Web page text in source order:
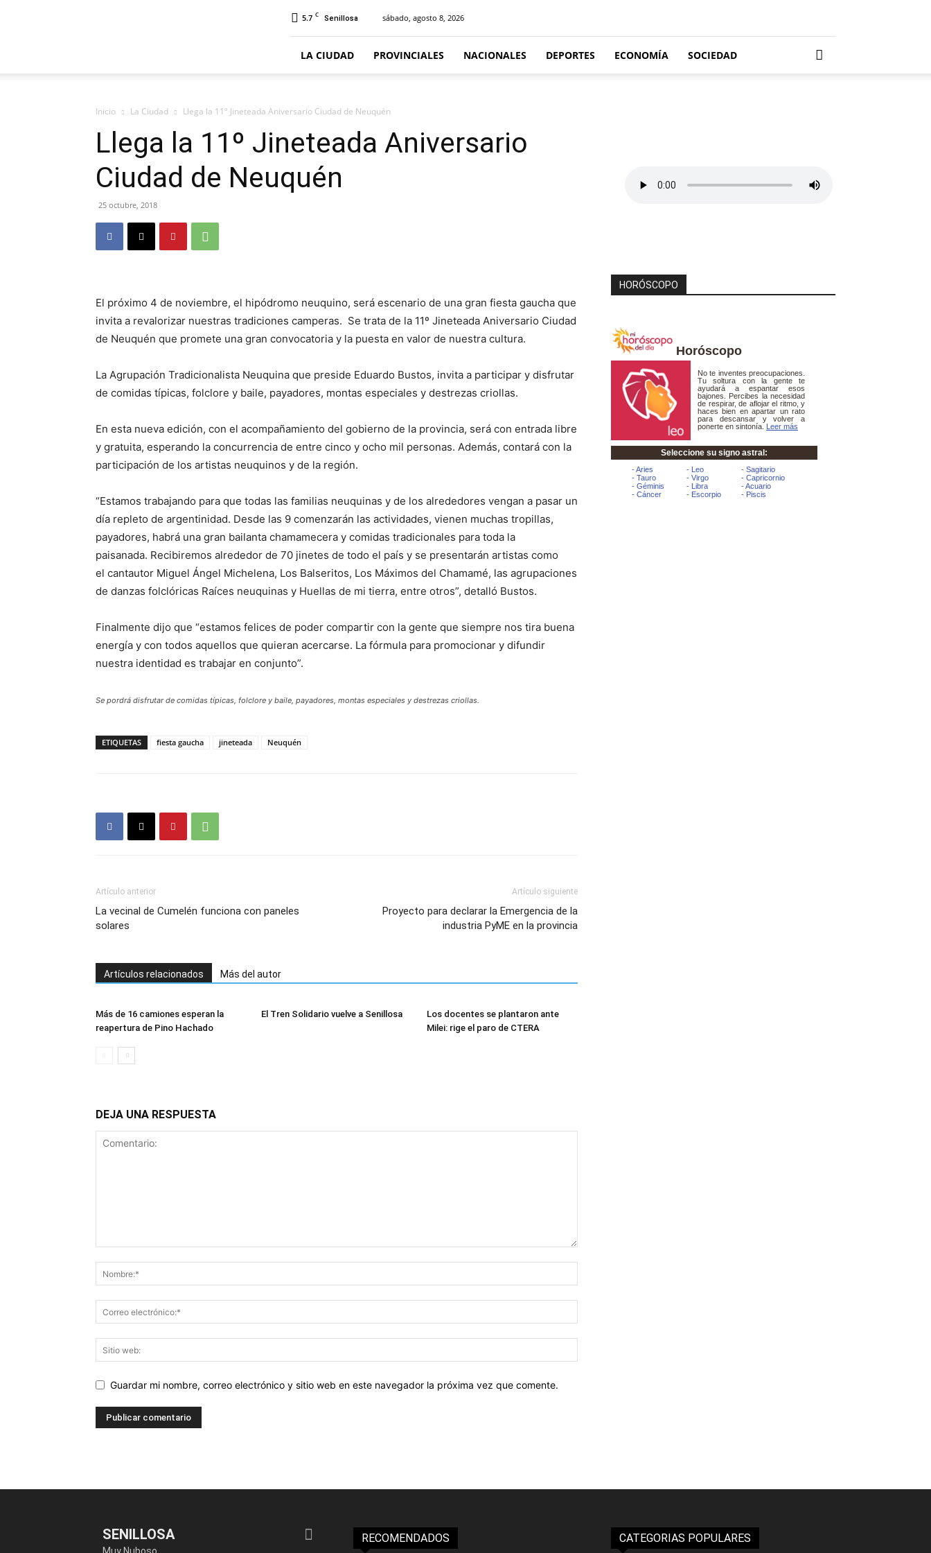
5.7 C Senillosa sábado, agosto 8, 2026
LA CIUDAD PROVINCIALES NACIONALES DEPORTES ECONOMÍA SOCIEDAD
Inicio La Ciudad Llega la 11º Jineteada Aniversario Ciudad de Neuquén
Llega la 11º Jineteada Aniversario
Ciudad de Neuquén
25 octubre, 2018
El próximo 4 de noviembre, el hipódromo neuquino, será escenario de una gran fiesta gaucha que
invita a revalorizar nuestras tradiciones camperas. Se trata de la 11º Jineteada Aniversario Ciudad
de Neuquén que promete una gran convocatoria y la puesta en valor de nuestra cultura.
La Agrupación Tradicionalista Neuquina que preside Eduardo Bustos, invita a participar y disfrutar
de comidas típicas, folclore y baile, payadores, montas especiales y destrezas criollas.
En esta nueva edición, con el acompañamiento del gobierno de la provincia, será con entrada libre
y gratuita, esperando la concurrencia de entre cinco y ocho mil personas. Además, contará con la
participación de los artistas neuquinos y de la región.
“Estamos trabajando para que todas las familias neuquinas y de los alrededores vengan a pasar un
día repleto de argentinidad. Desde las 9 comenzarán las actividades, vienen muchas tropillas,
payadores, habrá una gran bailanta chamamecera y comidas tradicionales para toda la
paisanada. Recibiremos alrededor de 70 jinetes de todo el país y se presentarán artistas como
el cantautor Miguel Ángel Michelena, Los Balseritos, Los Máximos del Chamamé, las agrupaciones
de danzas folclóricas Raíces neuquinas y Huellas de mi tierra, entre otros”, detalló Bustos.
Finalmente dijo que “estamos felices de poder compartir con la gente que siempre nos tira buena
energía y con todos aquellos que quieran acercarse. La fórmula para promocionar y difundir
nuestra identidad es trabajar en conjunto”.
Se pordrá disfrutar de comidas típicas, folclore y baile, payadores, montas especiales y destrezas criollas.
ETIQUETAS fiesta gaucha jineteada Neuquén
Artículo anterior
La vecinal de Cumelén funciona con paneles
solares
Artículo siguiente
Proyecto para declarar la Emergencia de la
industria PyME en la provincia
Artículos relacionados Más del autor
Más de 16 camiones esperan la
reapertura de Pino Hachado
El Tren Solidario vuelve a Senillosa
Los docentes se plantaron ante
Milei: rige el paro de CTERA
DEJA UNA RESPUESTA
Guardar mi nombre, correo electrónico y sitio web en este navegador la próxima vez que comente.
HORÓSCOPO
Horóscopo
SENILLOSA
Muy Nuboso
RECOMENDADOS CATEGORIAS POPULARES